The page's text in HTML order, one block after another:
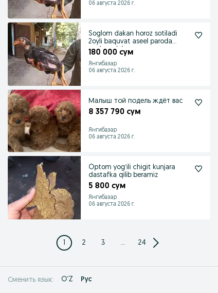
06 августа 2026 г.
Soglom dakan horoz sotiladi
2oyli baquvat aseel paroda
soglom dakan.
180 000 сум
Янгибазар
06 августа 2026 г.
Малыш той подель ждёт вас
8 357 790 сум
Янгибазар
06 августа 2026 г.
Optom yogʻili chigit kunjara
dastafka qilib beramiz
5 800 сум
Янгибазар
06 августа 2026 г.
1 2 3 ... 24
Сменить язык: O'Z Рус